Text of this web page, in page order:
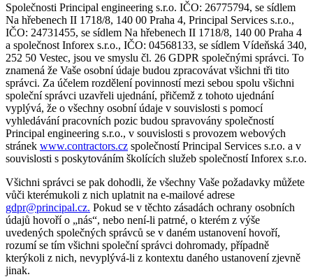
Společnosti Principal engineering s.r.o. IČO: 26775794, se sídlem
Na hřebenech II 1718/8, 140 00 Praha 4, Principal Services s.r.o.,
IČO: 24731455, se sídlem Na hřebenech II 1718/8, 140 00 Praha 4
a společnost Inforex s.r.o., IČO: 04568133, se sídlem Vídeňská 340,
252 50 Vestec, jsou ve smyslu čl. 26 GDPR společnými správci. To
znamená že Vaše osobní údaje budou zpracovávat všichni tři tito
správci. Za účelem rozdělení povinností mezi sebou spolu všichni
společní správci uzavřeli ujednání, přičemž z tohoto ujednání
vyplývá, že o všechny osobní údaje v souvislosti s pomocí
vyhledávání pracovních pozic budou spravovány společností
Principal engineering s.r.o., v souvislosti s provozem webových
stránek www.contractors.cz společností Principal Services s.r.o. a v
souvislosti s poskytováním školících služeb společností Inforex s.r.o.
Všichni správci se pak dohodli, že všechny Vaše požadavky můžete
vůči kterémukoli z nich uplatnit na e-mailové adrese
gdpr@principal.cz. Pokud se v těchto zásadách ochrany osobních
údajů hovoří o „nás“, nebo není-li patrné, o kterém z výše
uvedených společných správců se v daném ustanovení hovoří,
rozumí se tím všichni společní správci dohromady, případně
kterýkoli z nich, nevyplývá-li z kontextu daného ustanovení zjevně
jinak.